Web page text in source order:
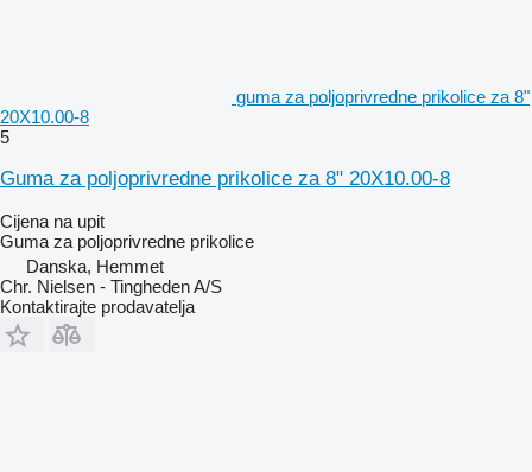
guma za poljoprivredne prikolice za 8"
20X10.00-8
5
Guma za poljoprivredne prikolice za 8" 20X10.00-8
Cijena na upit
Guma za poljoprivredne prikolice
Danska, Hemmet
Chr. Nielsen - Tingheden A/S
Kontaktirajte prodavatelja